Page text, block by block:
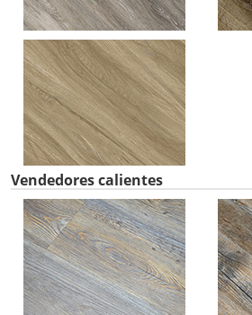
Vendedores calientes